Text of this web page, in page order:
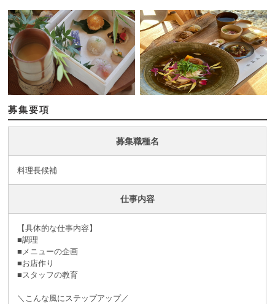
募集要項
募集職種名
料理長候補
仕事内容
【具体的な仕事内容】
■調理
■メニューの企画
■お店作り
■スタッフの教育
＼こんな風にステップアップ／